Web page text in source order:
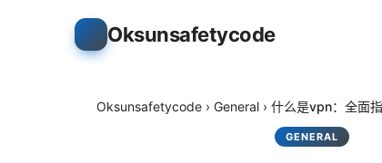
Oksunsafetycode
Oksunsafetycode › General › 什么是vpn：全面
GENERAL